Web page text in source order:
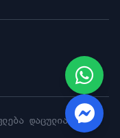
დაცულია |